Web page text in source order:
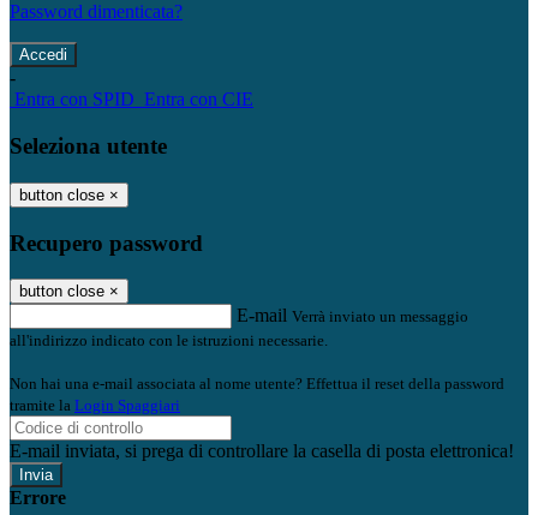
Password dimenticata?
-
Entra con SPID Entra con CIE
Seleziona utente
button close ×
Recupero password
button close ×
E-mail Verrà inviato un messaggio
all'indirizzo indicato con le istruzioni necessarie.
Non hai una e-mail associata al nome utente? Effettua il reset della password
tramite la Login Spaggiari
E-mail inviata, si prega di controllare la casella di posta elettronica!
Errore